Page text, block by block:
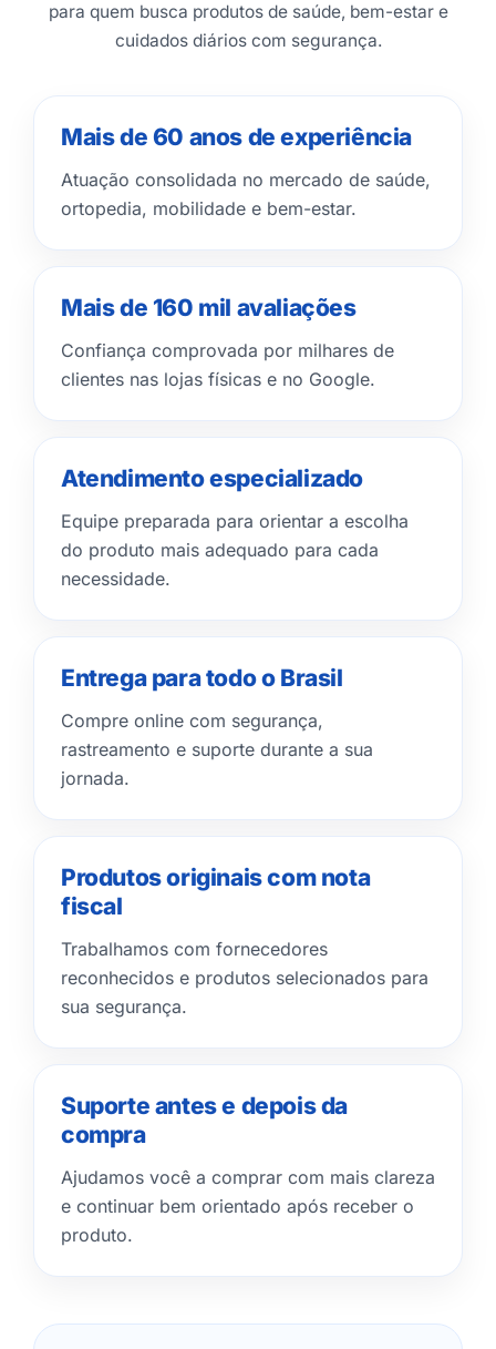
para quem busca produtos de saúde, bem-estar e
cuidados diários com segurança.
Mais de 60 anos de experiência
Atuação consolidada no mercado de saúde,
ortopedia, mobilidade e bem-estar.
Mais de 160 mil avaliações
Confiança comprovada por milhares de
clientes nas lojas físicas e no Google.
Atendimento especializado
Equipe preparada para orientar a escolha
do produto mais adequado para cada
necessidade.
Entrega para todo o Brasil
Compre online com segurança,
rastreamento e suporte durante a sua
jornada.
Produtos originais com nota
fiscal
Trabalhamos com fornecedores
reconhecidos e produtos selecionados para
sua segurança.
Suporte antes e depois da
compra
Ajudamos você a comprar com mais clareza
e continuar bem orientado após receber o
produto.